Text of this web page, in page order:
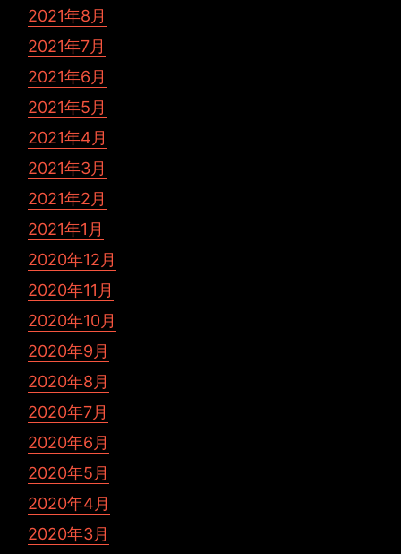
2021年8月
2021年7月
2021年6月
2021年5月
2021年4月
2021年3月
2021年2月
2021年1月
2020年12月
2020年11月
2020年10月
2020年9月
2020年8月
2020年7月
2020年6月
2020年5月
2020年4月
2020年3月